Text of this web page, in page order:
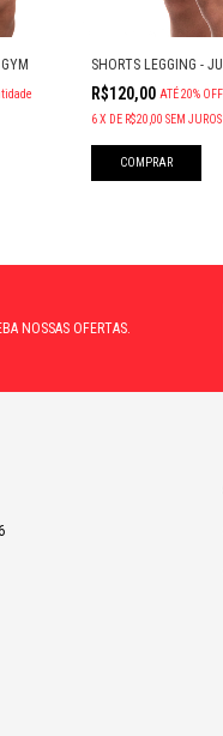
SHORTS LEGGING -
R$120,00 ATÉ 20% OFF
6X DE R$20,00 SEM JUROS
COMPRAR
NOSSAS OFERTAS.